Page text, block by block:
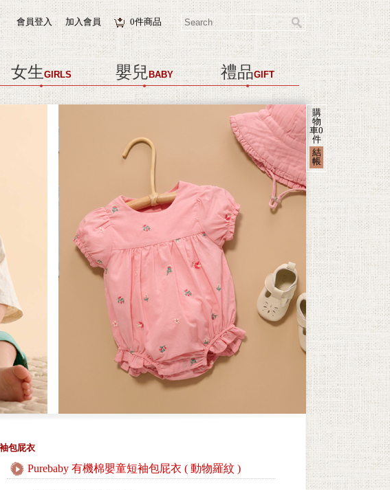
會員登入 加入會員 0件商品
女生GIRLS 嬰兒 BABY 禮品GIFT
購
物
車0
件
結
帳
包屁衣
Purebaby 有機棉嬰童短袖包屁衣 ( 動物羅紋 )